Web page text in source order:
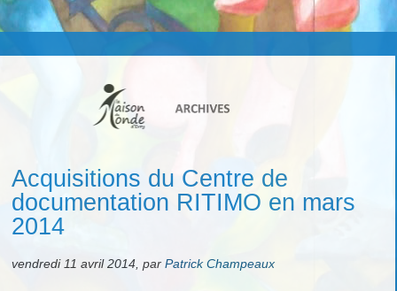
Acquisitions du Centre de
documentation RITIMO en mars
2014
vendredi 11 avril 2014, par Patrick Champeaux